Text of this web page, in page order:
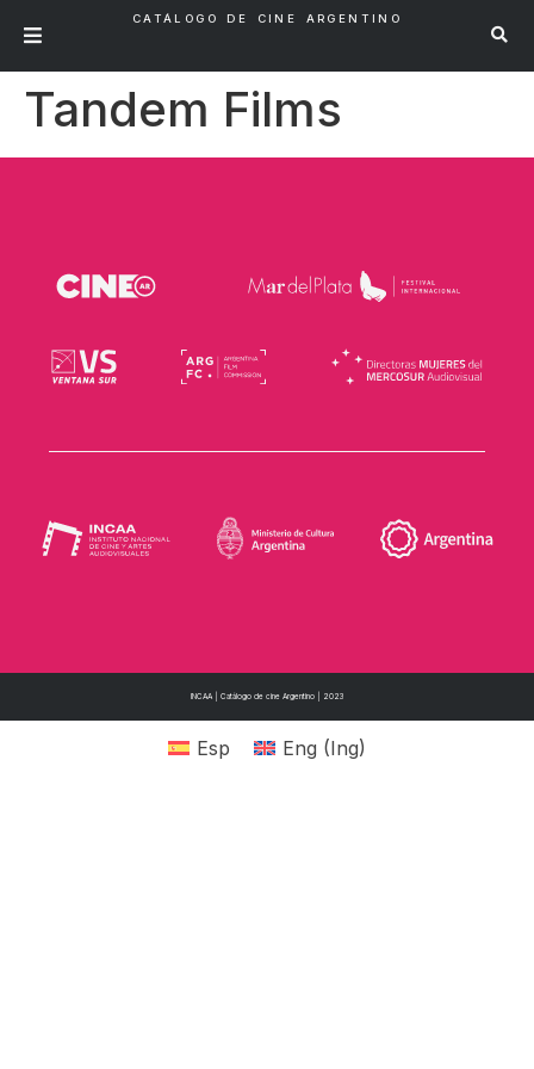
CATÁLOGO DE CINE ARGENTINO
Tandem Films
INCAA | Catálogo de cine Argentino | 2023
Esp Eng (Ing)